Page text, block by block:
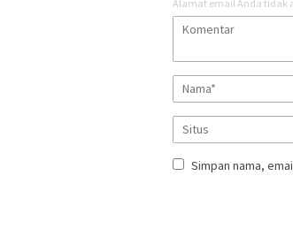
Alamat email Anda tidak
Simpan nama,